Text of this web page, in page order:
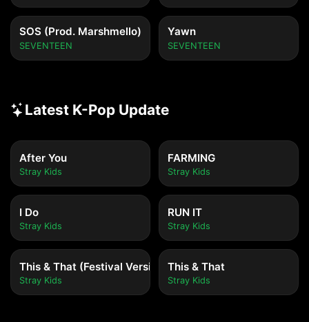
SOS (Prod. Marshmello)
SEVENTEEN
Yawn
SEVENTEEN
Latest K-Pop Update
After You
Stray Kids
FARMING
Stray Kids
I Do
Stray Kids
RUN IT
Stray Kids
This & That (Festival Version)
Stray Kids
This & That
Stray Kids